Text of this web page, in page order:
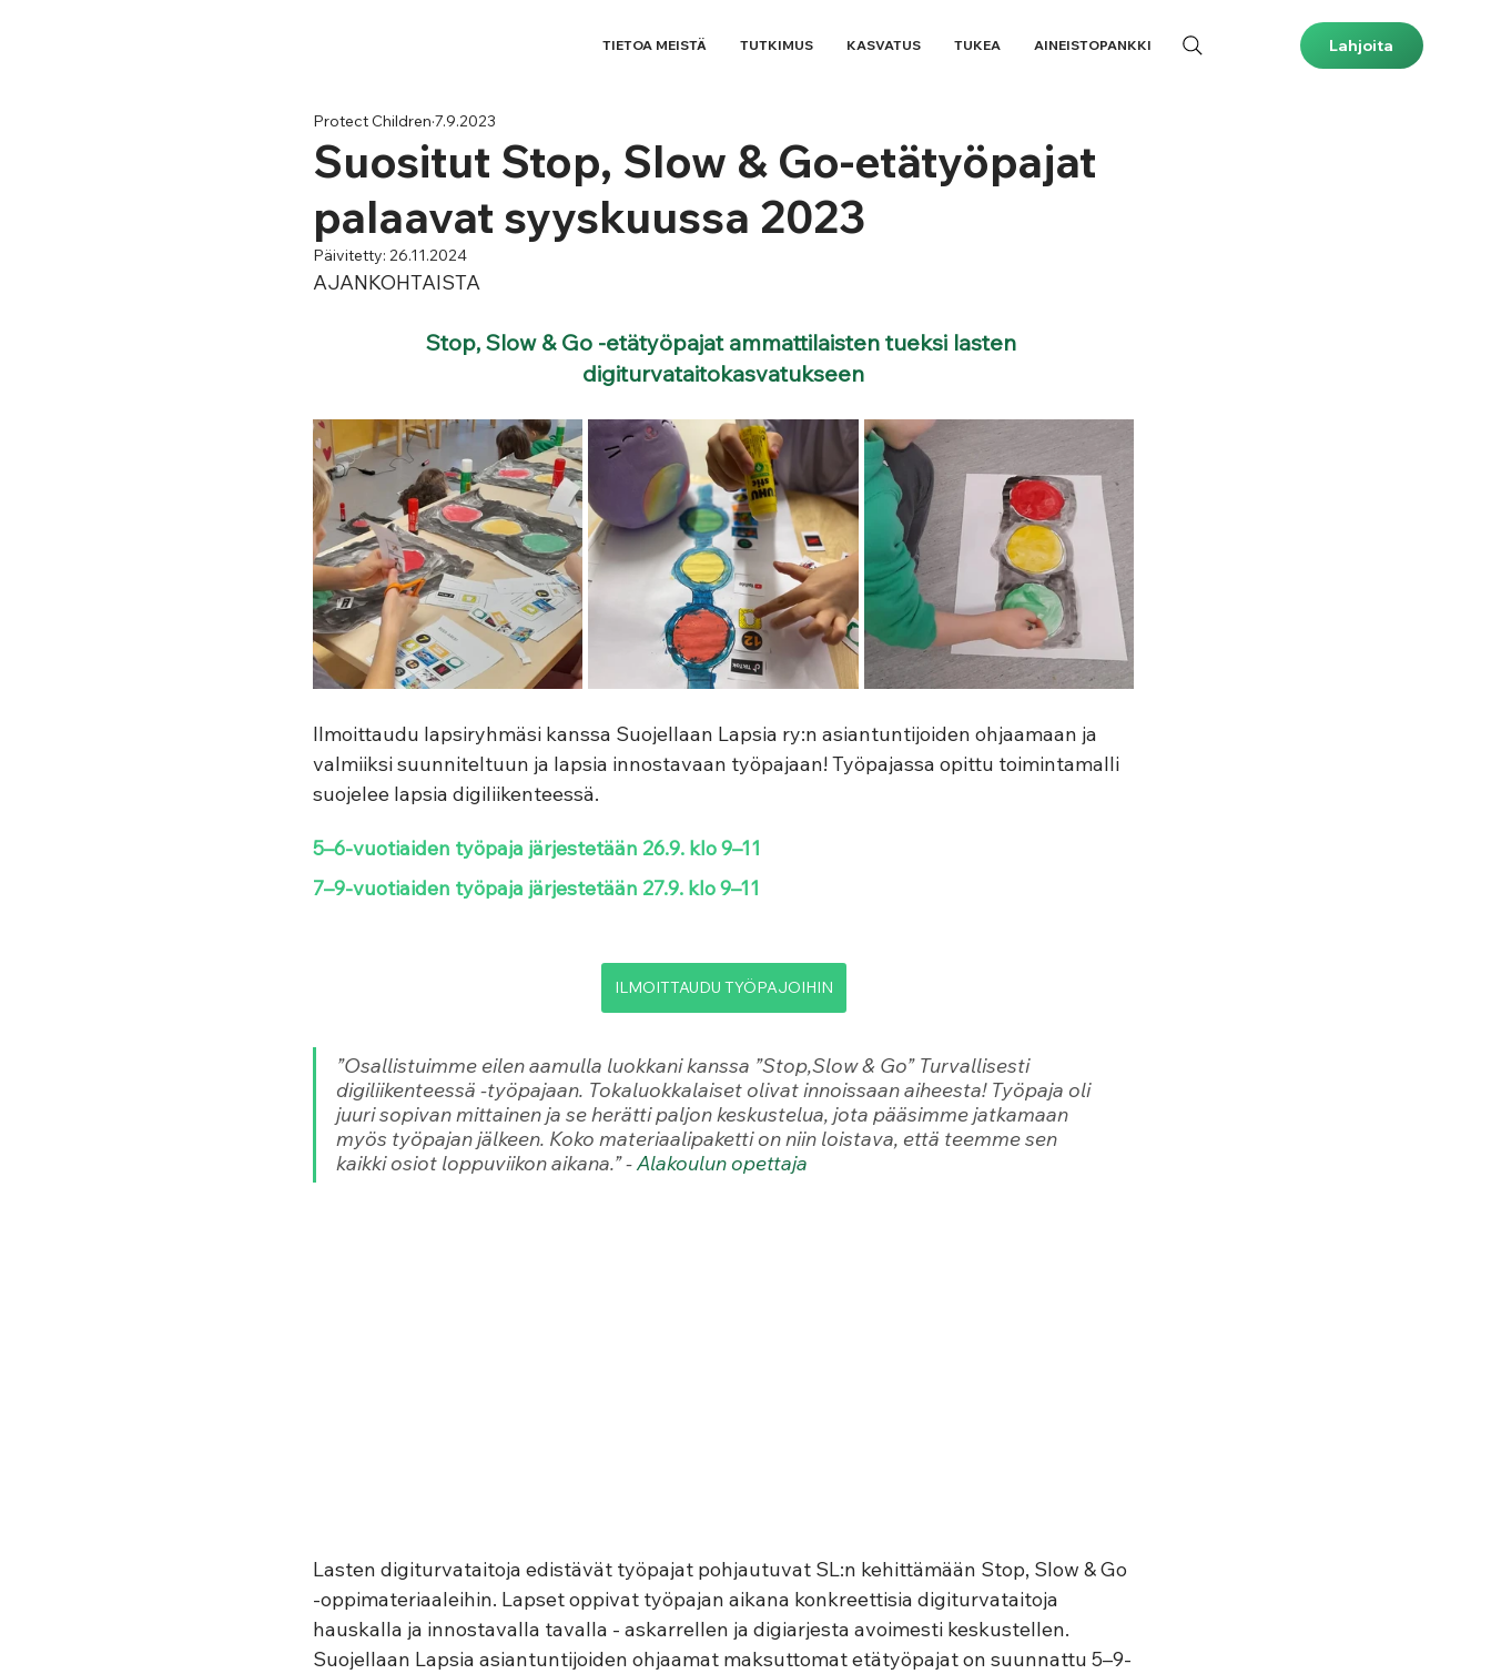
TIETOA MEISTÄ TUTKIMUS KASVATUS TUKEA AINEISTOPANKKI Lahjoita
Suositut Stop, Slow & Go-etätyöpajat
palaavat syyskuussa 2023
Protect Children 7.9.2023
Päivitetty: 26.11.2024
AJANKOHTAISTA
Stop, Slow & Go -etätyöpajat ammattilaisten tueksi lasten
digiturvataitokasvatukseen
Ilmoittaudu lapsiryhmäsi kanssa Suojellaan Lapsia ry:n asiantuntijoiden ohjaamaan ja
valmiiksi suunniteltuun ja lapsia innostavaan työpajaan! Työpajassa opittu toimintamalli
suojelee lapsia digiliikenteessä.
5–6-vuotiaiden työpaja järjestetään 26.9. klo 9–11
7–9-vuotiaiden työpaja järjestetään 27.9. klo 9–11
ILMOITTAUDU TYÖPAJOIHIN
”Osallistuimme eilen aamulla luokkani kanssa ”Stop,Slow & Go” Turvallisesti
digiliikenteessä -työpajaan. Tokaluokkalaiset olivat innoissaan aiheesta! Työpaja oli
juuri sopivan mittainen ja se herätti paljon keskustelua, jota pääsimme jatkamaan
myös työpajan jälkeen. Koko materiaalipaketti on niin loistava, että teemme sen
kaikki osiot loppuviikon aikana.” - Alakoulun opettaja
Lasten digiturvataitoja edistävät työpajat pohjautuvat SL:n kehittämään Stop, Slow & Go
-oppimateriaaleihin. Lapset oppivat työpajan aikana konkreettisia digiturvataitoja
hauskalla ja innostavalla tavalla - askarrellen ja digiarjesta avoimesti keskustellen.
Suojellaan Lapsia asiantuntijoiden ohjaamat maksuttomat etätyöpajat on suunnattu 5–9-